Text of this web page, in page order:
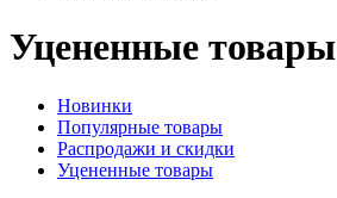
Уцененные товары
Новинки
Популярные товары
Распродажи и скидки
Уцененные товары